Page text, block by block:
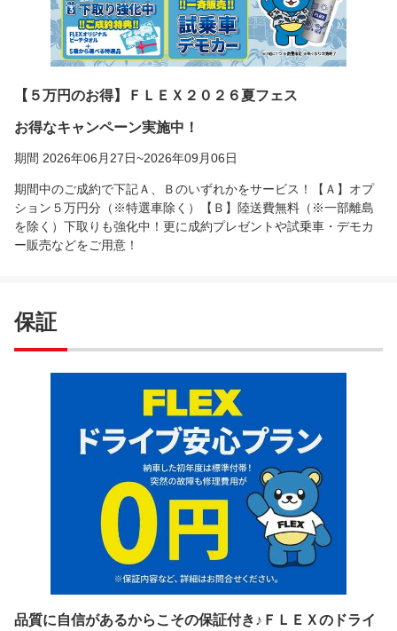
【５万円のお得】ＦＬＥＸ２０２６夏フェス
お得なキャンペーン実施中！
期間 2026年06月27日~2026年09月06日
期間中のご成約で下記Ａ、Ｂのいずれかをサービス！【Ａ】オプ
ション５万円分（※特選車除く）【Ｂ】陸送費無料（※一部離島
を除く）下取りも強化中！更に成約プレゼントや試乗車・デモカ
ー販売などをご用意！
保証
品質に自信があるからこその保証付き♪ＦＬＥＸのドライ